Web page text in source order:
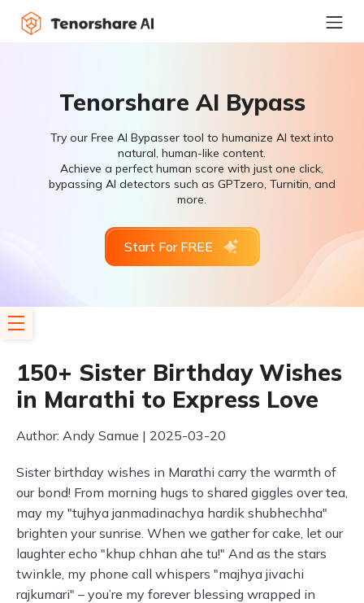
Tenorshare AI Bypass
Try our Free AI Bypasser tool to humanize AI text into
natural, human-like content.
Achieve a perfect human score with just one click,
bypassing AI detectors such as GPTzero, Turnitin, and
more.
Start For FREE
150+ Sister Birthday Wishes
in Marathi to Express Love
Author: Andy Samue | 2025-03-20
Sister birthday wishes in Marathi carry the warmth of
our bond! From morning hugs to shared giggles over tea,
may my "tujhya janmadinachya hardik shubhechha"
brighten your sunrise. When we gather for cake, let our
laughter echo "khup chhan ahe tu!" And as the stars
twinkle, my phone call whispers "majhya jivachi
rajkumari" – you’re my forever blessing wrapped in